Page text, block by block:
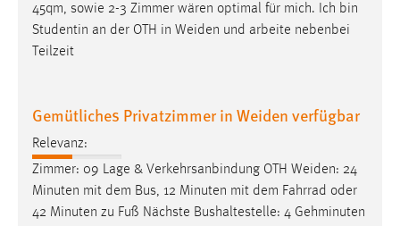
45qm, sowie 2-3 Zimmer wären optimal für mich. Ich bin
Studentin an der OTH in Weiden und arbeite nebenbei
Teilzeit
Gemütliches Privatzimmer in Weiden verfügbar
Relevanz:
Zimmer: 09 Lage & Verkehrsanbindung OTH Weiden: 24
Minuten mit dem Bus, 12 Minuten mit dem Fahrrad oder
42 Minuten zu Fuß Nächste Bushaltestelle: 4 Gehminuten
EXTERNE MEDIEN
YouTube
Vimeo